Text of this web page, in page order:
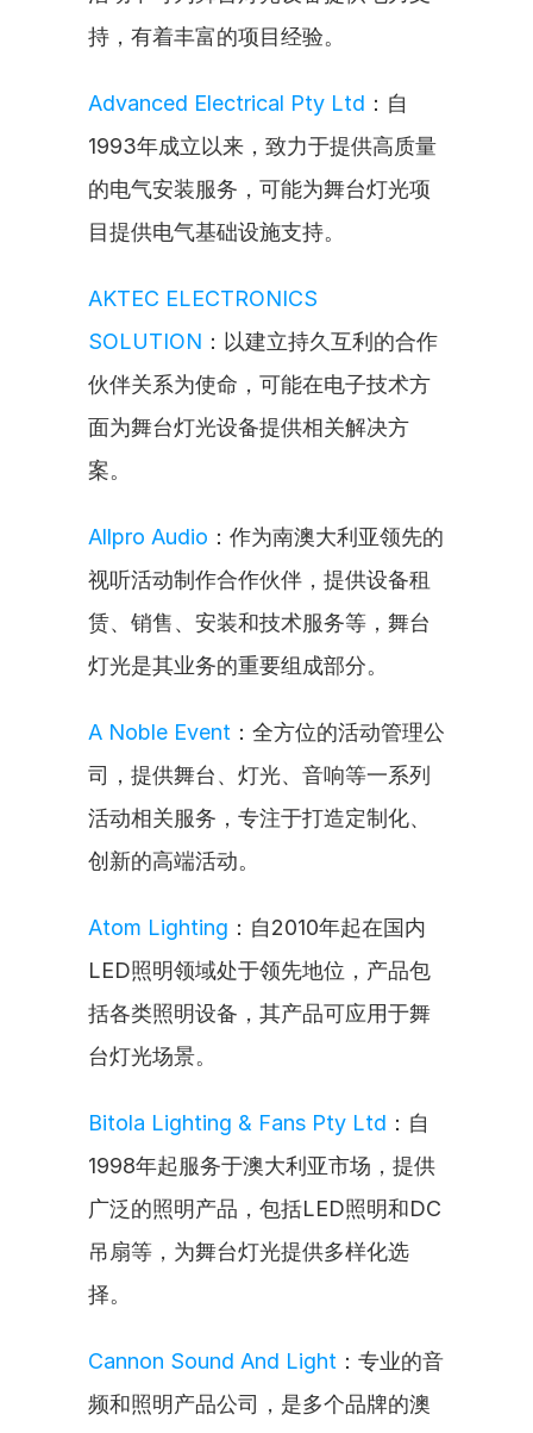
持，有着丰富的项目经验。
Advanced Electrical Pty Ltd ：自
1993年成立以来，致力于提供高质量
的电气安装服务，可能为舞台灯光项
目提供电气基础设施支持。
AKTEC ELECTRONICS
SOLUTION ：以建立持久互利的合作
伙伴关系为使命，可能在电子技术方
面为舞台灯光设备提供相关解决方
案。
Allpro Audio ：作为南澳大利亚领先的
视听活动制作合作伙伴，提供设备租
赁、销售、安装和技术服务等，舞台
灯光是其业务的重要组成部分。
A Noble Event ：全方位的活动管理公
司，提供舞台、灯光、音响等一系列
活动相关服务，专注于打造定制化、
创新的高端活动。
Atom Lighting ：自2010年起在国内
LED照明领域处于领先地位，产品包
括各类照明设备，其产品可应用于舞
台灯光场景。
Bitola Lighting & Fans Pty Ltd ：自
1998年起服务于澳大利亚市场，提供
广泛的照明产品，包括LED照明和DC
吊扇等，为舞台灯光提供多样化选
择。
Cannon Sound And Light ：专业的音
频和照明产品公司，是多个品牌的澳